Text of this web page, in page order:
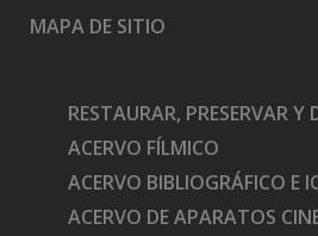
MAPA DE SITIO
RESTAURAR, PRESERVAR Y
ACERVO FÍLMICO
ACERVO BIBLIOGRÁFICO E
ACERVO DE APARATOS